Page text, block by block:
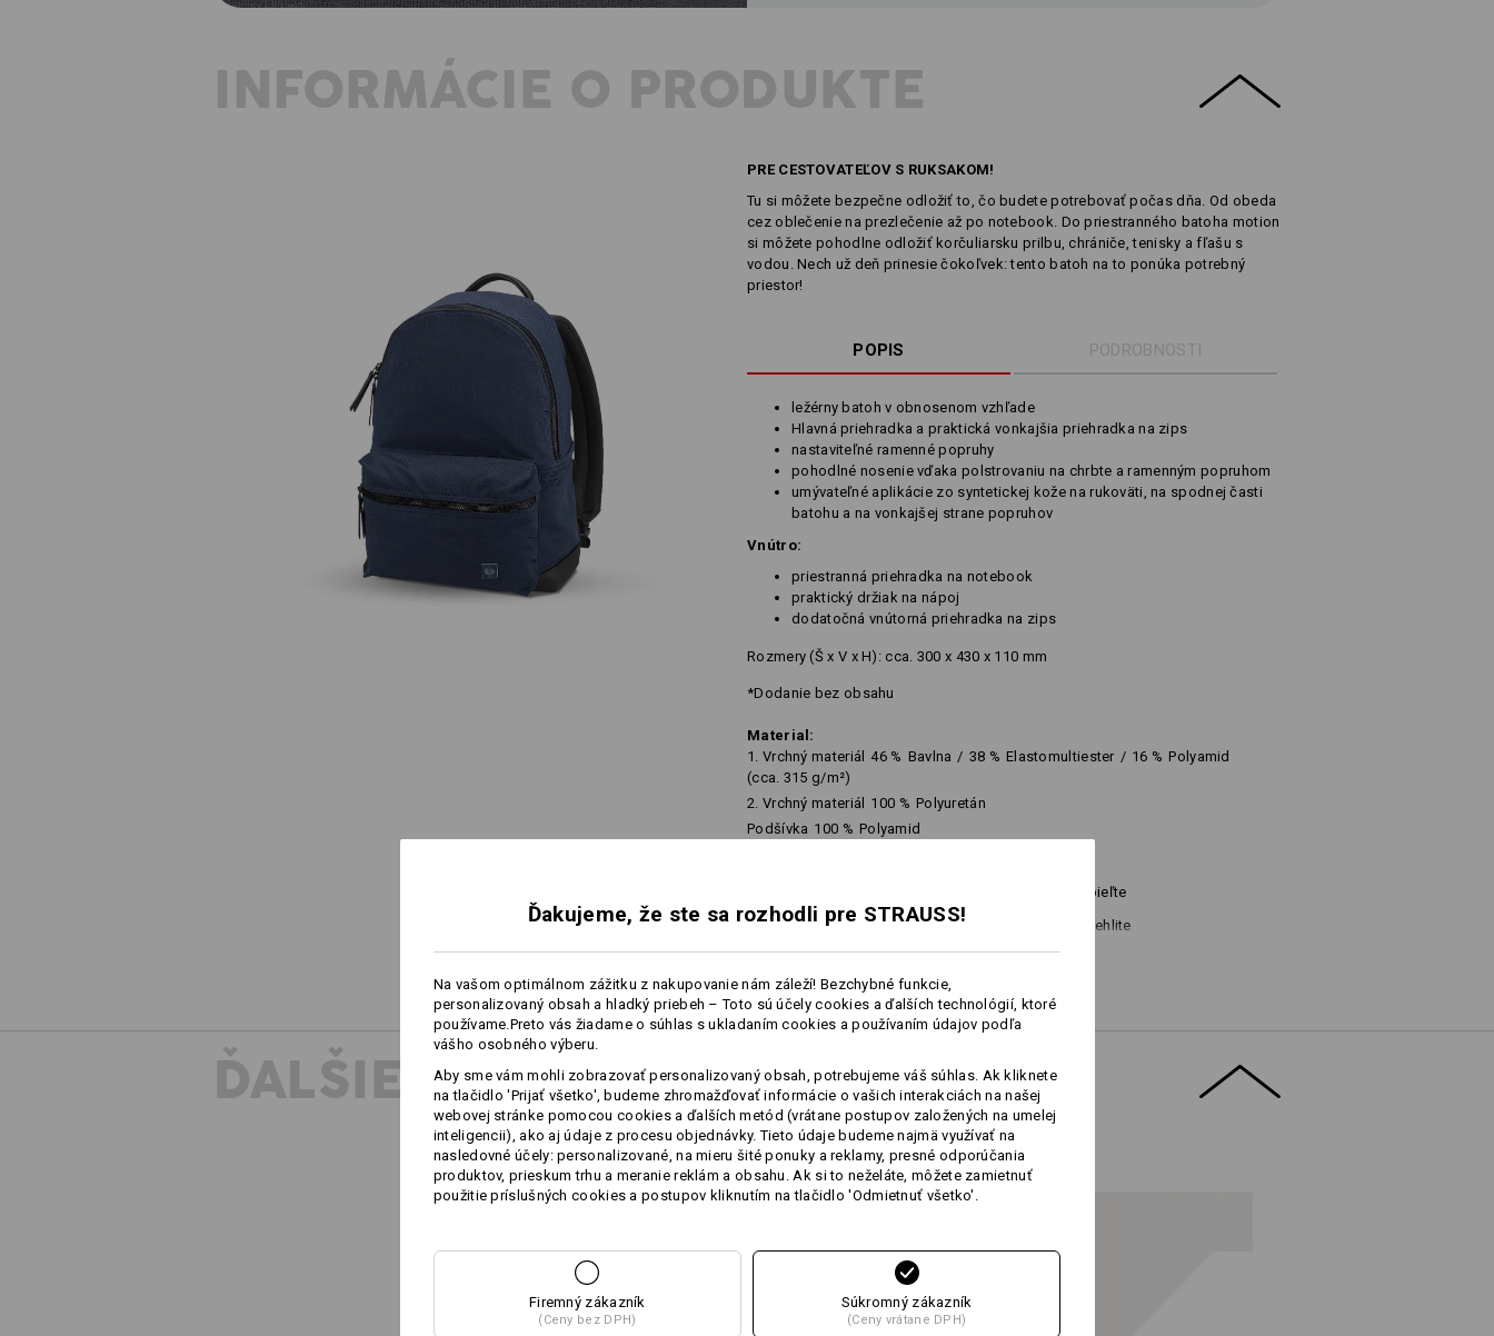
INFORMÁCIE O PRODUKTE
PRE CESTOVATEĽOV S RUKSAKOM!
Tu si môžete bezpečne odložiť to, čo budete potrebovať počas dňa. Od obeda
cez oblečenie na prezlečenie až po notebook. Do priestranného batoha motion
si môžete pohodlne odložiť korčuliarsku prilbu, chrániče, tenisky a fľašu s
vodou. Nech už deň prinesie čokoľvek: tento batoh na to ponúka potrebný
priestor!
POPIS PODROBNOSTI
ležérny batoh v obnosenom vzhľade
Hlavná priehradka a praktická vonkajšia priehradka na zips
nastaviteľné ramenné popruhy
pohodlné nosenie vďaka polstrovaniu na chrbte a ramenným popruhom
umývateľné aplikácie zo syntetickej kože na rukoväti, na spodnej časti
batohu a na vonkajšej strane popruhov
Vnútro:
priestranná priehradka na notebook
praktický držiak na nápoj
dodatočná vnútorná priehradka na zips
Rozmery (Š x V x H): cca. 300 x 430 x 110 mm
*Dodanie bez obsahu
Material:
1. Vrchný materiál
46 % Bavlna / 38 % Elastomultiester / 16 % Polyamid
(cca. 315 g/m²)
2. Vrchný materiál
100 % Polyuretán
Podšívka 100 % Polyamid
Nebieľte
Nesušte v sušičke
Nežehlite
Prispôsobenie:
Vytvoriť podľa seba
viac
ĎALŠIE INFORMÁCIE
Ďakujeme, že ste sa rozhodli pre STRAUSS!
Na vašom optimálnom zážitku z nakupovanie nám záleží! Bezchybné funkcie,
personalizovaný obsah a hladký priebeh – Toto sú účely cookies a ďalších technológií, ktoré
používame.Preto vás žiadame o súhlas s ukladaním cookies a používaním údajov podľa
vášho osobného výberu.
Aby sme vám mohli zobrazovať personalizovaný obsah, potrebujeme váš súhlas. Ak kliknete
na tlačidlo 'Prijať všetko', budeme zhromažďovať informácie o vašich interakciách na našej
webovej stránke pomocou cookies a ďalších metód (vrátane postupov založených na umelej
inteligencii), ako aj údaje z procesu objednávky. Tieto údaje budeme najmä využívať na
nasledovné účely: personalizované, na mieru šité ponuky a reklamy, presné odporúčania
produktov, prieskum trhu a meranie reklám a obsahu. Ak si to neželáte, môžete zamietnuť
použitie príslušných cookies a postupov kliknutím na tlačidlo 'Odmietnuť všetko'.
Firemný zákazník
(Ceny bez DPH)
Súkromný zákazník
(Ceny vrátane DPH)